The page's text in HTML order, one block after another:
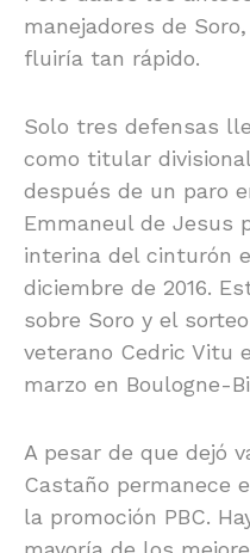
manejadores de
fluiría tan rápido.
Solo tres defensas
como titular
después de un paro
Emmaneul de Jesus
interina del cinturón
diciembre de 2016.
sobre Soro y el
veterano Cedric Vitu
marzo en Boulogne-
A pesar de que dejó
Castaño permanece
la promoción PBC.